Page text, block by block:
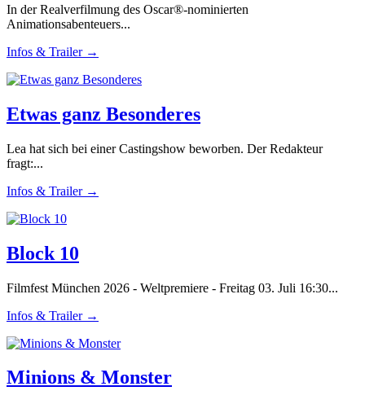
In der Realverfilmung des Oscar®-nominierten
Animationsabenteuers...
Infos & Trailer →
Etwas ganz Besonderes
Lea hat sich bei einer Castingshow beworben. Der Redakteur
fragt:...
Infos & Trailer →
Block 10
Filmfest München 2026 - Weltpremiere - Freitag 03. Juli 16:30...
Infos & Trailer →
Minions & Monster